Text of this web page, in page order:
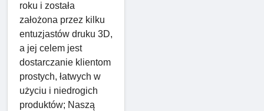
roku i została
założona przez kilku
entuzjastów druku 3D,
a jej celem jest
dostarczanie klientom
prostych, łatwych w
użyciu i niedrogich
produktów; Naszą